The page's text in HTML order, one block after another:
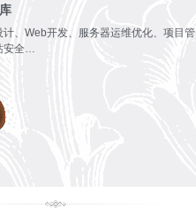
、Web开发、服务器运维优化、项目管
安全…